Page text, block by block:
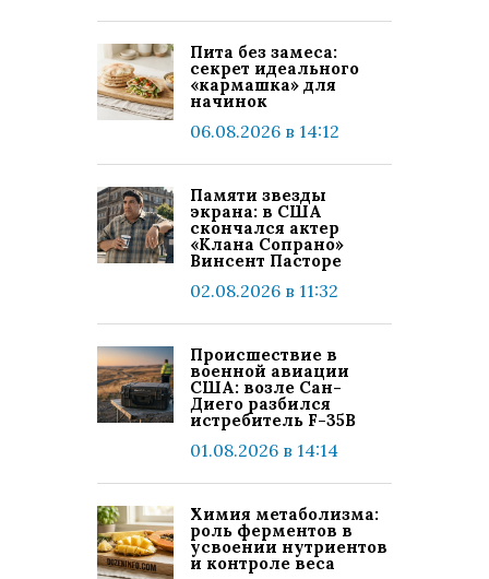
Пита без замеса:
секрет идеального
«кармашка» для
начинок
06.08.2026 в 14:12
Памяти звезды
экрана: в США
скончался актер
«Клана Сопрано»
Винсент Пасторе
02.08.2026 в 11:32
Происшествие в
военной авиации
США: возле Сан-
Диего разбился
истребитель F-35B
01.08.2026 в 14:14
Химия метаболизма:
роль ферментов в
усвоении нутриентов
и контроле веса